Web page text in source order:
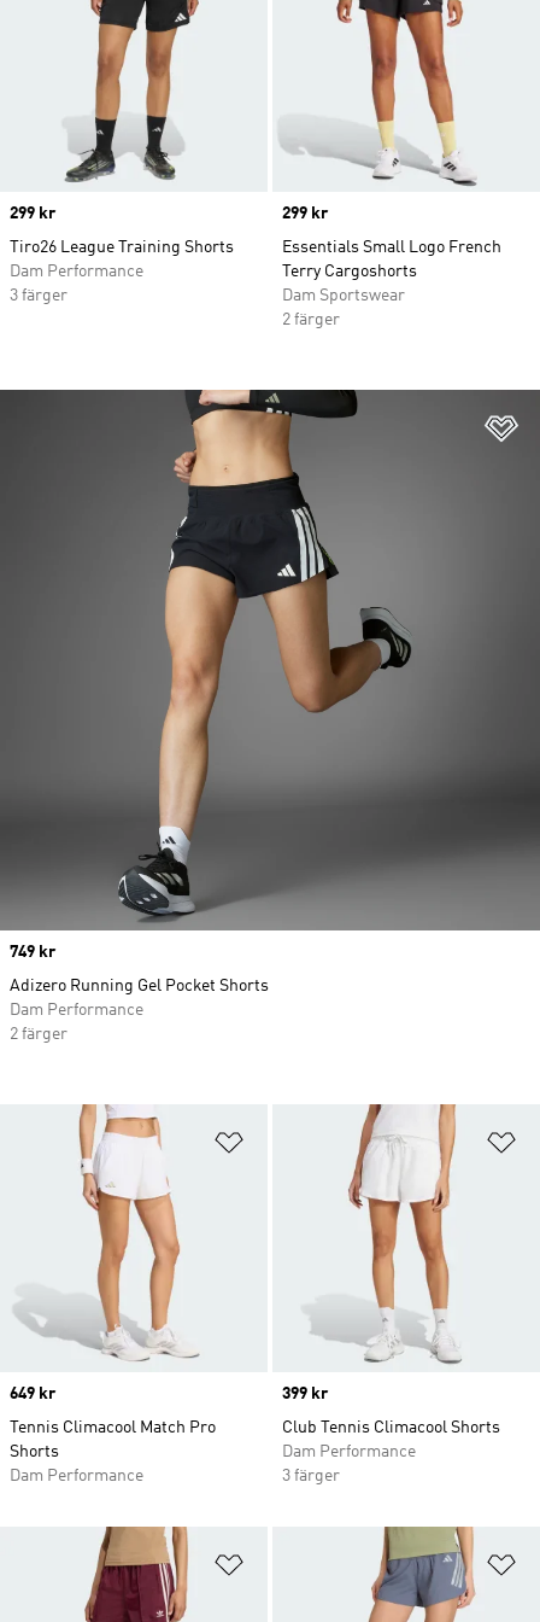
Price
299 kr
Tiro26 League Training Shorts
Dam Performance
3 färger
Price
299 kr
Essentials Small Logo French
Terry Cargoshorts
Dam Sportswear
2 färger
Lägg till på önskelistan
Price
649 kr
Tennis Climacool Match Pro
Shorts
Dam Performance
Price
399 kr
Club Tennis Climacool Shorts
Dam Performance
3 färger
Lägg till på önskelistan
Price
749 kr
Adizero Running Gel Pocket Shorts
Dam Performance
2 färger